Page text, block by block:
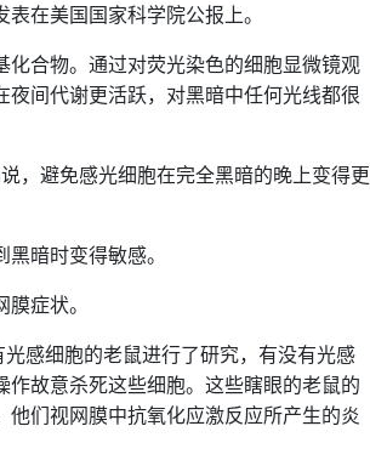
在美国国家科学院公报上。
合物。通过对荧光染色的细胞显微镜观
间代谢更活跃，对黑暗中任何光线都很
，避免感光细胞在完全黑暗的晚上变得更
暗时变得敏感。
症状。
感细胞的老鼠进行了研究，有没有光感
故意杀死这些细胞。这些瞎眼的老鼠的
们视网膜中抗氧化应激反应所产生的炎